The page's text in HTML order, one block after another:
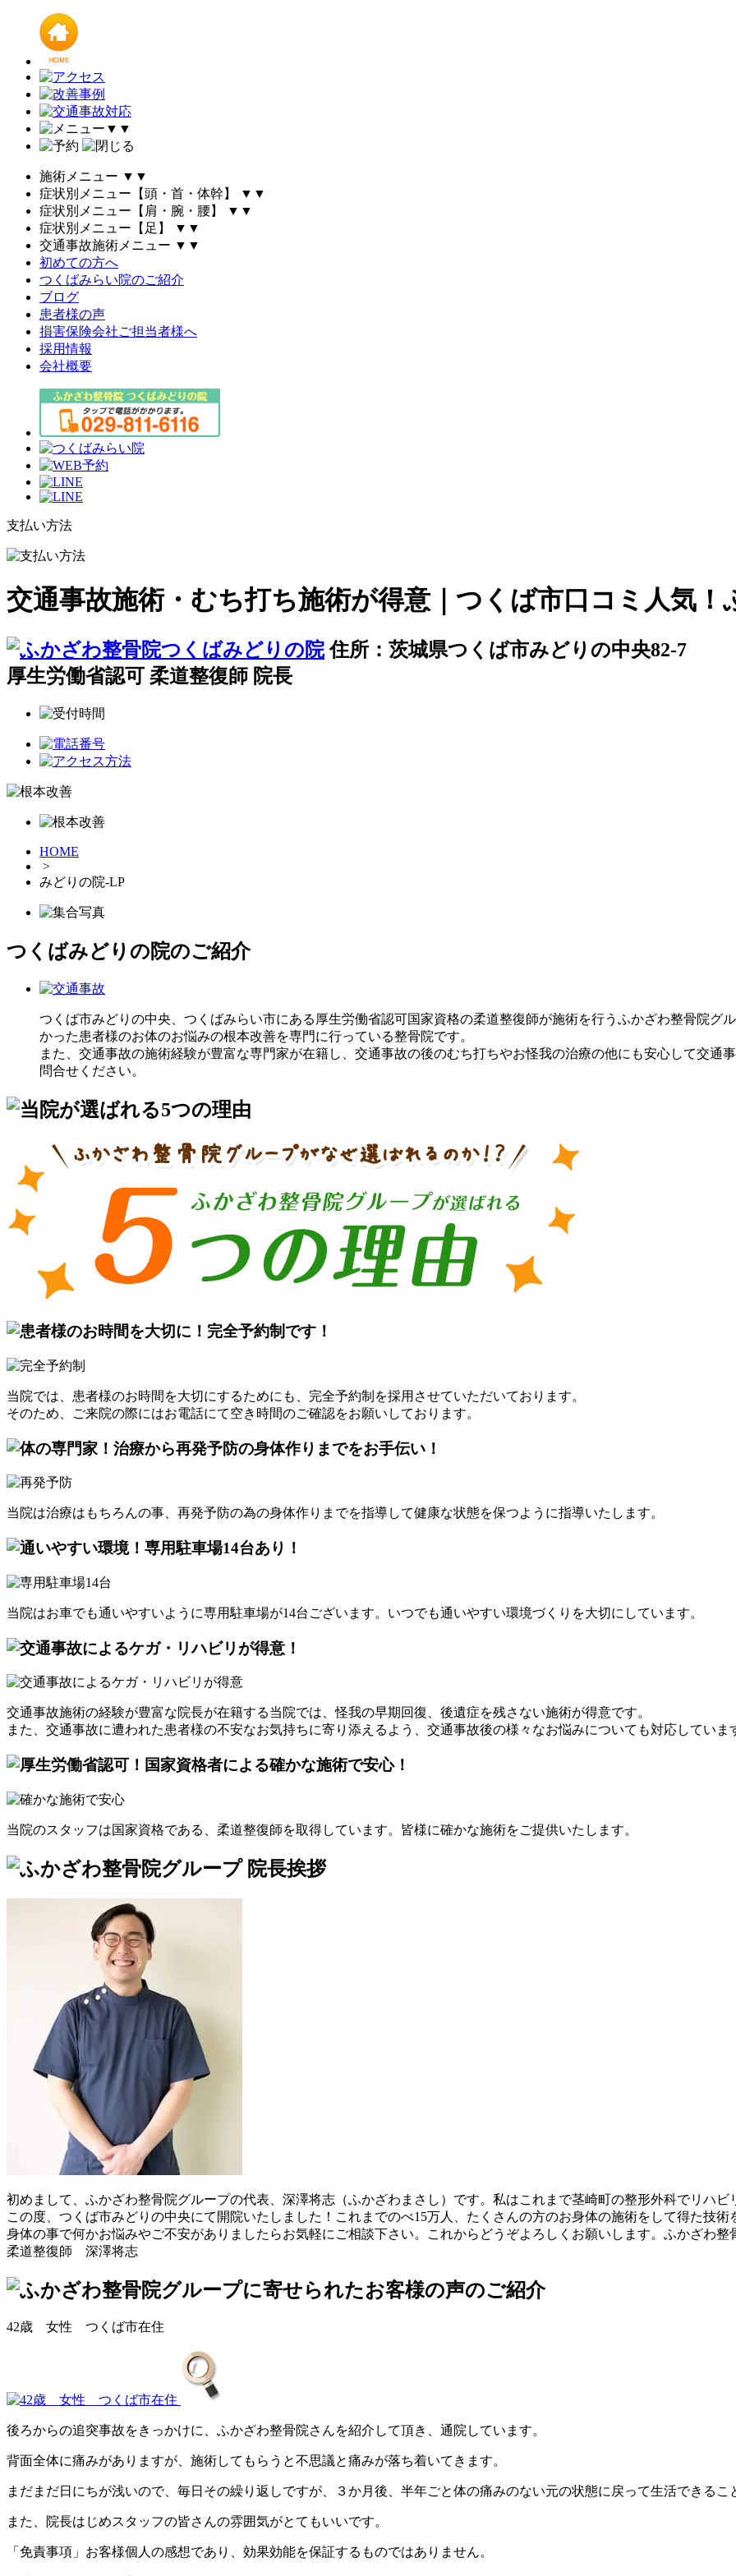
▼ ▼
施術メニュー ▼ ▼
症状別メニュー【頭・首・体幹】
▼ ▼
症状別メニュー【肩・腕・腰】
▼ ▼
症状別メニュー【足】
▼ ▼
交通事故施術メニュー ▼ ▼
初めての方へ
つくばみらい院のご紹介
ブログ
患者様の声
損害保険会社ご担当者様へ
採用情報
会社概要
支払い方法
交通事故施術・むち打ち施術が得意｜つくば市口コミ人気
住所：茨城県つくば市みどりの中央82-7
厚生労働省認可 柔道整復師 院長
HOME
>
みどりの院-LP
つくばみどりの院のご紹介
つくば市みどりの中央、つくばみらい市にある厚生労働省認可国家資格の柔道整復師が施術を行うふかざわ整骨院グ
かった患者様のお体のお悩みの根本改善を専門に行っている整骨院です。
また、交通事故の施術経験が豊富な専門家が在籍し、交通事故の後のむち打ちやお怪我の治療の他にも安心して交通
問合せください。
当院では、患者様のお時間を大切にするためにも、完全予約制を採用させていただいております。
そのため、ご来院の際にはお電話にて空き時間のご確認をお願いしております。
当院は治療はもちろんの事、再発予防の為の身体作りまでを指導して健康な状態を保つように指導いたします。
当院はお車でも通いやすいように専用駐車場が14台ございます。いつでも通いやすい環境づくりを大切にしています。
交通事故施術の経験が豊富な院長が在籍する当院では、怪我の早期回復、後遺症を残さない施術が得意です。
また、交通事故に遭われた患者様の不安なお気持ちに寄り添えるよう、交通事故後の様々なお悩みについても対応していま
当院のスタッフは国家資格である、柔道整復師を取得しています。皆様に確かな施術をご提供いたします。
初めまして、ふかざわ整骨院グループの代表、深澤将志（ふかざわまさし）です。私はこれまで茎崎町の整形外科でリハ
この度、つくば市みどりの中央にて開院いたしました！これまでのべ15万人、たくさんの方のお身体の施術をして得た技
身体の事で何かお悩みやご不安がありましたらお気軽にご相談下さい。これからどうぞよろしくお願いします。 ふかざわ
柔道整復師 深澤将志
42歳 女性 つくば市在住
後ろからの追突事故をきっかけに、ふかざわ整骨院さんを紹介して頂き、通院しています。
背面全体に痛みがありますが、施術してもらうと不思議と痛みが落ち着いてきます。
まだまだ日にちが浅いので、毎日その繰り返しですが、３か月後、半年ごと体の痛みのない元の状態に戻って生活できる
また、院長はじめスタッフの皆さんの雰囲気がとてもいいです。
「免責事項」お客様個人の感想であり、効果効能を保証するものではありません。